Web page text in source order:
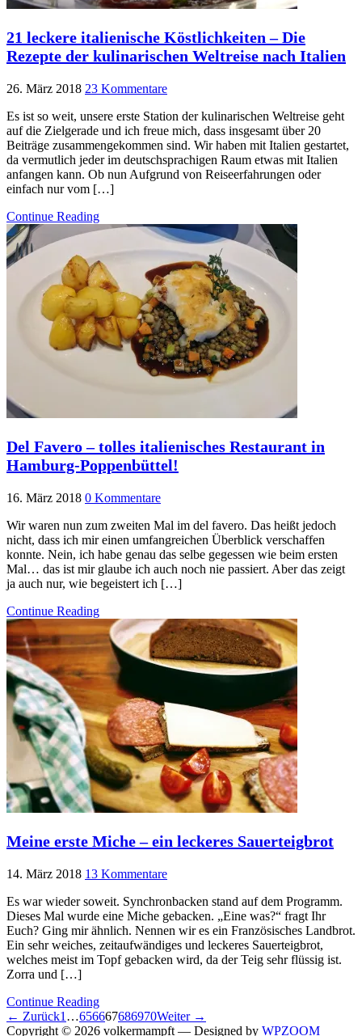
21 leckere italienische Köstlichkeiten – Die
Rezepte der kulinarischen Weltreise nach Italien
26. März 2018 23 Kommentare
Es ist so weit, unsere erste Station der kulinarischen Weltreise geht
auf die Zielgerade und ich freue mich, dass insgesamt über 20
Beiträge zusammengekommen sind. Wir haben mit Italien gestartet,
da vermutlich jeder im deutschsprachigen Raum etwas mit Italien
anfangen kann. Ob nun Aufgrund von Reiseerfahrungen oder
einfach nur vom […]
Continue Reading
Del Favero – tolles italienisches Restaurant in
Hamburg-Poppenbüttel!
16. März 2018 0 Kommentare
Wir waren nun zum zweiten Mal im del favero. Das heißt jedoch
nicht, dass ich mir einen umfangreichen Überblick verschaffen
konnte. Nein, ich habe genau das selbe gegessen wie beim ersten
Mal… das ist mir glaube ich auch noch nie passiert. Aber das zeigt
ja auch nur, wie begeistert ich […]
Continue Reading
Meine erste Miche – ein leckeres Sauerteigbrot
14. März 2018 13 Kommentare
Es war wieder soweit. Synchronbacken stand auf dem Programm.
Dieses Mal wurde eine Miche gebacken. „Eine was?“ fragt Ihr
Euch? Ging mir ähnlich. Nennen wir es ein Französisches Landbrot.
Ein sehr weiches, zeitaufwändiges und leckeres Sauerteigbrot,
welches meist im Topf gebacken wird, da der Teig sehr flüssig ist.
Zorra und […]
Continue Reading
← Zurück1 …656667686970Weiter →
Copyright © 2026 volkermampft — Designed by WPZOOM